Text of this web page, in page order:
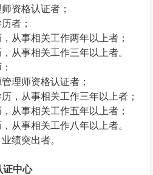
师资格认证者；
者；
从事相关工作两年以上者；
从事相关工作三年以上者。
：
管理师资格认证者；
，从事相关工作三年以上者；
从事相关工作五年以上者；
从事相关工作八年以上者。
绩突出者。
证中心